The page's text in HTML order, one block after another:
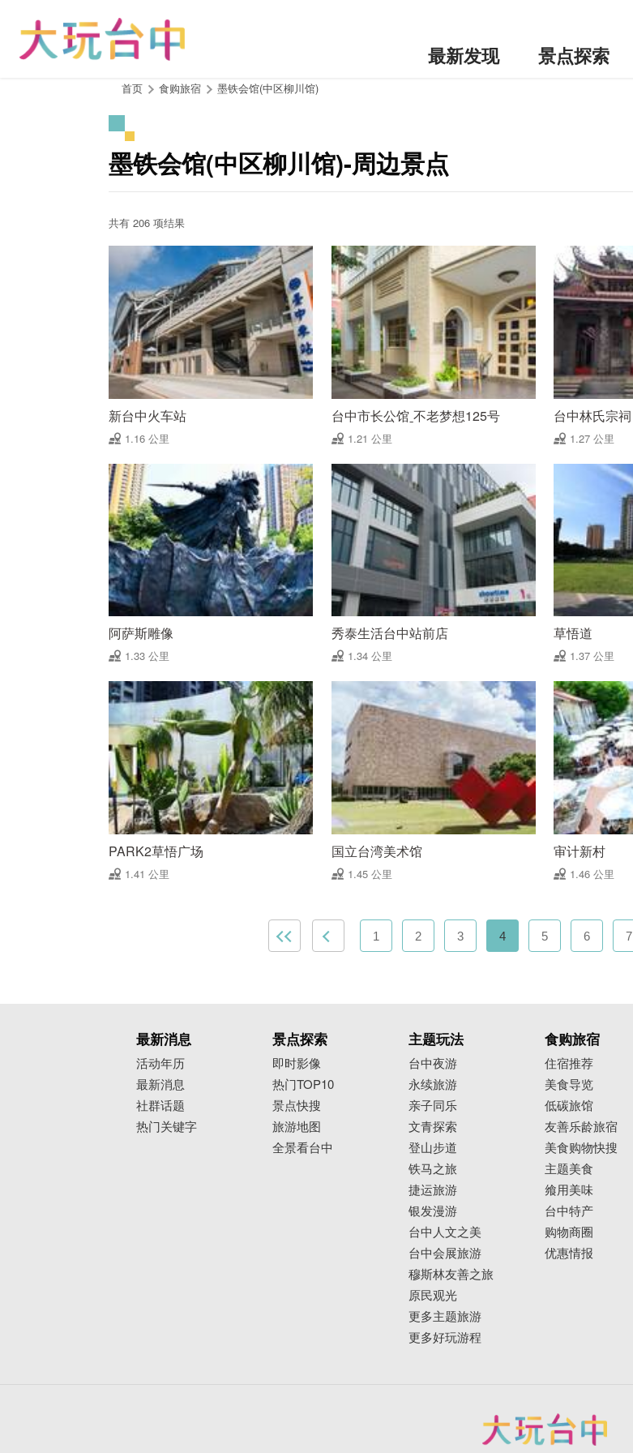
最新发现 景点探索
首页 食购旅宿 墨铁会馆(中区柳川馆)
墨铁会馆(中区柳川馆)-周边景点
共有 206 项结果
新台中火车站
1.16 公里
台中市长公馆ˍ不老梦想125号
1.21 公里
台中林氏宗祠
1.27 公里
阿萨斯雕像
1.33 公里
秀泰生活台中站前店
1.34 公里
草悟道
1.37 公里
PARK2草悟广场
1.41 公里
国立台湾美术馆
1.45 公里
审计新村
1.46 公里
1 2 3 4 5 6 7
最新消息
活动年历
最新消息
社群话题
热门关键字
景点探索
即时影像
热门TOP10
景点快搜
旅游地图
全景看台中
主题玩法
台中夜游
永续旅游
亲子同乐
文青探索
登山步道
铁马之旅
捷运旅游
银发漫游
台中人文之美
台中会展旅游
穆斯林友善之旅
原民观光
更多主题旅游
更多好玩游程
食购旅宿
住宿推荐
美食导览
低碳旅馆
友善乐龄旅宿
美食购物快搜
主题美食
飨用美味
台中特产
购物商圈
优惠情报